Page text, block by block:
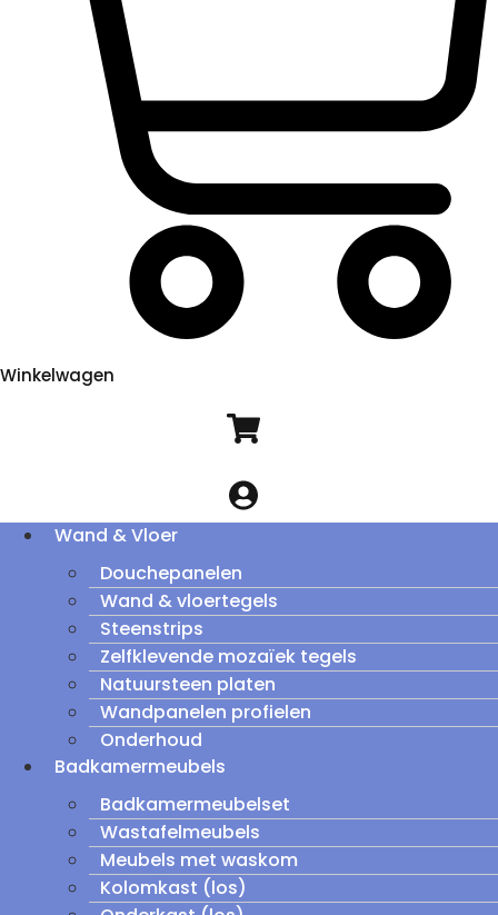
Winkelwagen
Wand & Vloer
Douchepanelen
Wand & vloertegels
Steenstrips
Zelfklevende mozaïek tegels
Natuursteen platen
Wandpanelen profielen
Onderhoud
Badkamermeubels
Badkamermeubelset
Wastafelmeubels
Meubels met waskom
Kolomkast (los)